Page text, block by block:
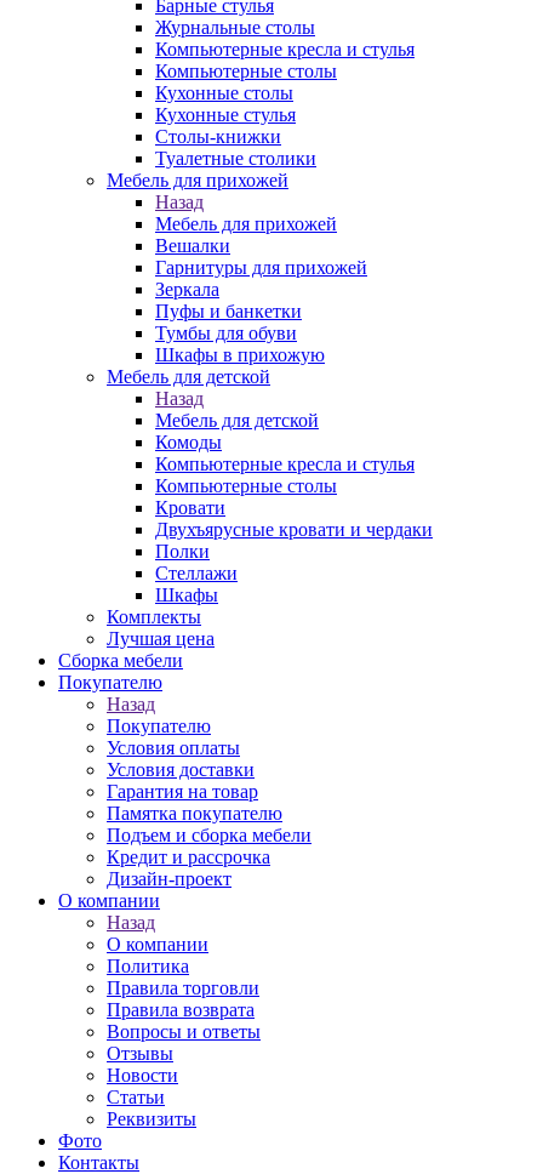
Барные стулья
Журнальные столы
Компьютерные кресла и стулья
Компьютерные столы
Кухонные столы
Кухонные стулья
Столы-книжки
Туалетные столики
Мебель для прихожей
Назад
Мебель для прихожей
Вешалки
Гарнитуры для прихожей
Зеркала
Пуфы и банкетки
Тумбы для обуви
Шкафы в прихожую
Мебель для детской
Назад
Мебель для детской
Комоды
Компьютерные кресла и стулья
Компьютерные столы
Кровати
Двухъярусные кровати и чердаки
Полки
Стеллажи
Шкафы
Комплекты
Лучшая цена
Сборка мебели
Покупателю
Назад
Покупателю
Условия оплаты
Условия доставки
Гарантия на товар
Памятка покупателю
Подъем и сборка мебели
Кредит и рассрочка
Дизайн-проект
О компании
Назад
О компании
Политика
Правила торговли
Правила возврата
Вопросы и ответы
Отзывы
Новости
Статьи
Реквизиты
Фото
Контакты